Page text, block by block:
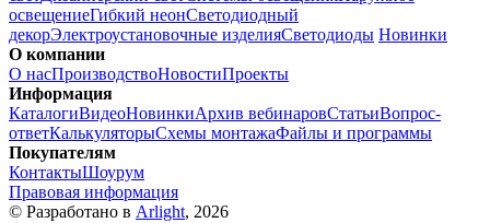
освещениеГибкий неонСветодиодный
декорЭлектроустановочные изделияСветодиоды Новинки
О компании
О насПроизводствоНовостиПроекты
Информация
КаталогиВидеоНовинкиАрхив вебинаровСтатьиВопрос-
ответКалькуляторыСхемы монтажаФайлы и программы
Покупателям
КонтактыШоурум
Правовая информация
© Разработано в Arlight, 2026